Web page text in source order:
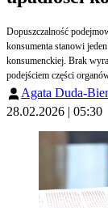
Dopuszczalność
konsumenta stanowi
konsumenckiej. Brak
podejściem części
statusu przedsiębiorcy w
prawny i doradca
Agata Duda-
28.02.2026 | 05:30